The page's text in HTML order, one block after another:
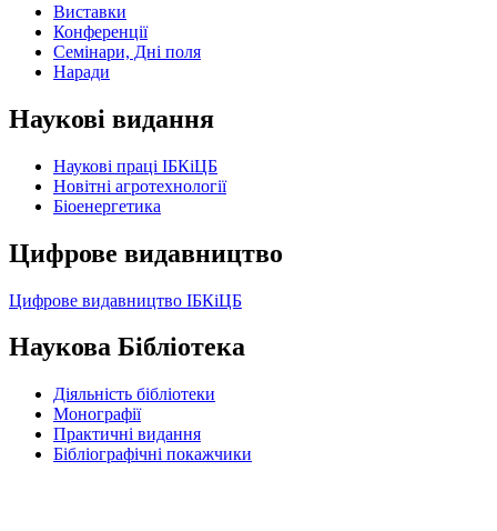
Виставки
Конференції
Семінари, Дні поля
Наради
Наукові видання
Наукові праці ІБКіЦБ
Новітні агротехнології
Бiоенергетика
Цифрове видавництво
Цифрове видавництво ІБКіЦБ
Наукова Бібліотека
Діяльність бібліотеки
Монографії
Практичні видання
Бібліографічні покажчики